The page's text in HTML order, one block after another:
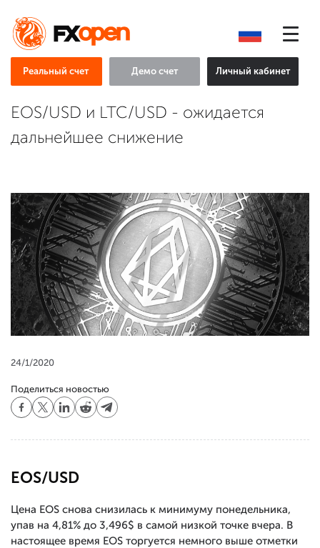
Реальный счет Демо счет Личный кабинет
EOS/USD и LTC/USD - ожидается
дальнейшее снижение
24/1/2020
Поделиться новостью
EOS/USD
Цена EOS снова снизилась к минимуму понедельника,
упав на 4,81% до 3,496$ в самой низкой точке вчера. В
настоящее время EOS торгуется немного выше отметки